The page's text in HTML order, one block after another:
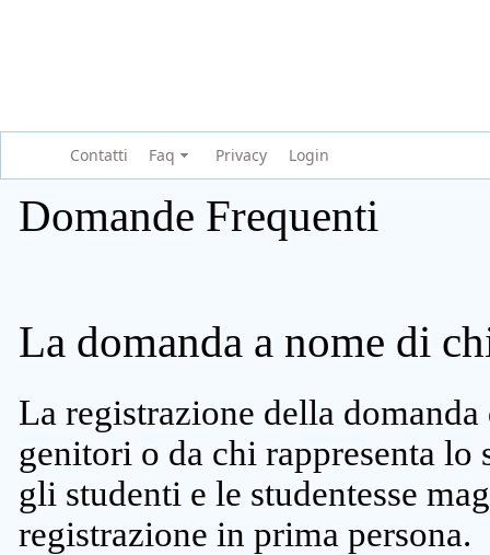
Contatti Faq Privacy Login
Domande Frequenti
La domanda a nome di
La registrazione della
genitori o da chi rappresenta lo
gli studenti e le studentesse
registrazione in prima persona.